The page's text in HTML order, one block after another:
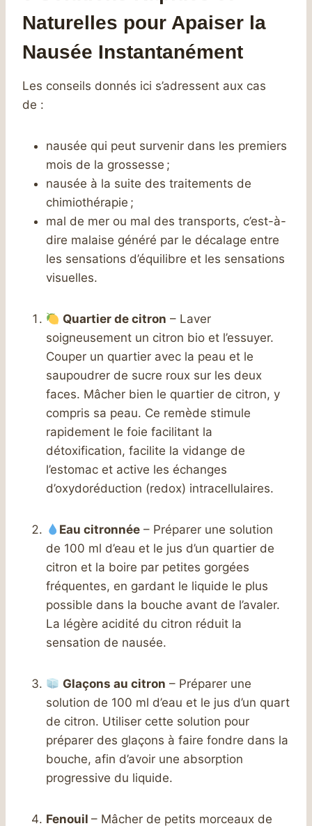
Naturelles pour Apaiser la
Nausée Instantanément
Les conseils donnés ici s’adressent aux cas
de :
nausée qui peut survenir dans les premiers
mois de la grossesse ;
nausée à la suite des traitements de
chimiothérapie ;
mal de mer ou mal des transports, c’est-à-
dire malaise généré par le décalage entre
les sensations d’équilibre et les sensations
visuelles.
Quartier de citron – Laver
soigneusement un citron bio et l’essuyer.
Couper un quartier avec la peau et le
saupoudrer de sucre roux sur les deux
faces. Mâcher bien le quartier de citron, y
compris sa peau. Ce remède stimule
rapidement le foie facilitant la
détoxification, facilite la vidange de
l’estomac et active les échanges
d’oxydoréduction (redox) intracellulaires.
Eau citronnée – Préparer une solution
de 100 ml d’eau et le jus d’un quartier de
citron et la boire par petites gorgées
fréquentes, en gardant le liquide le plus
possible dans la bouche avant de l’avaler.
La légère acidité du citron réduit la
sensation de nausée.
Glaçons au citron – Préparer une
solution de 100 ml d’eau et le jus d’un quart
de citron. Utiliser cette solution pour
préparer des glaçons à faire fondre dans la
bouche, afin d’avoir une absorption
progressive du liquide.
Fenouil – Mâcher de petits morceaux de